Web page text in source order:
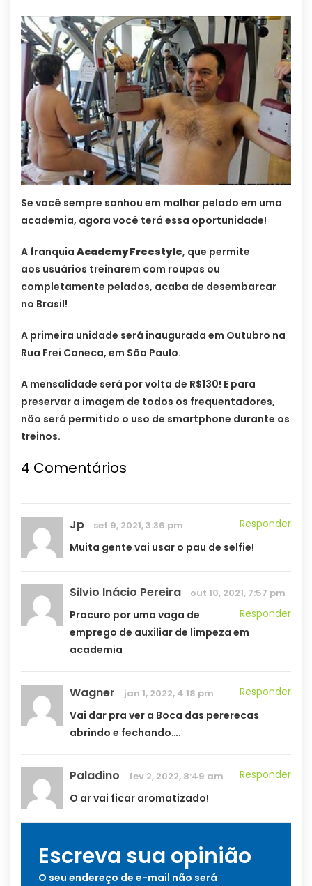
Se você sempre sonhou em malhar pelado em uma
academia, agora você terá essa oportunidade!
A franquia Academy Freestyle, que permite
aos usuários treinarem com roupas ou
completamente pelados, acaba de desembarcar
no Brasil!
A primeira unidade será inaugurada em Outubro na
Rua Frei Caneca, em São Paulo.
A mensalidade será por volta de R$130! E para
preservar a imagem de todos os frequentadores,
não será permitido o uso de smartphone durante os
treinos.
4 Comentários
Jp set 9, 2021, 3:36 pm
Responder
Muita gente vai usar o pau de selfie!
Silvio Inácio Pereira out 10, 2021, 7:57 pm
Responder
Procuro por uma vaga de
emprego de auxiliar de limpeza em
academia
Wagner jan 1, 2022, 4:18 pm
Responder
Vai dar pra ver a Boca das pererecas
abrindo e fechando….
Paladino fev 2, 2022, 8:49 am
Responder
O ar vai ficar aromatizado!
Escreva sua opinião
O seu endereço de e-mail não será